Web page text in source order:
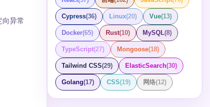
异常
Cypress(36) Linux(20) Vue(13)
Docker(65) Rust(10) MySQL(8)
TypeScript(27) Mongoose(18)
Tailwind CSS(29) ElasticSearch(30)
Golang(17) CSS(19) 网络(12)